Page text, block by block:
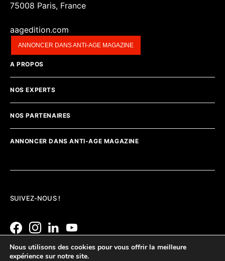
75008 Paris, France
aagedition.com
ANNONCER DANS ANTI-AGE MAGAZINE
A PROPOS
NOS EXPERTS
NOS PARTENAIRES
ANNONCER DANS ANTI-AGE MAGAZINE
SUIVEZ-NOUS !
Nous utilisons des cookies pour vous offrir la meilleure
expérience sur notre site.